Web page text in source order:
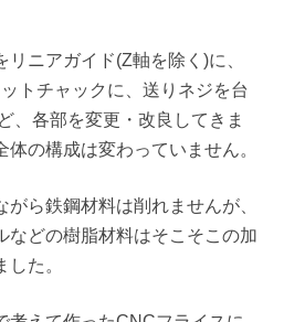
ニアガイド(Z軸を除く)に、
トチャックに、送りネジを台
、各部を変更・改良してきま
体の構成は変わっていません。
ら鉄鋼材料は削れませんが、
などの樹脂材料はそこそこの加
た。